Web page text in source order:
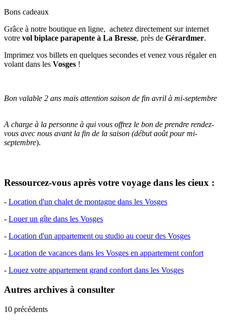
Bons cadeaux
Grâce à notre boutique en ligne, achetez directement sur internet
votre vol biplace parapente à La Bresse, près de Gérardmer.
Imprimez vos billets en quelques secondes et venez vous régaler en
volant dans les Vosges !
Bon valable 2 ans mais attention saison de fin avril à mi-septembre
A charge à la personne à qui vous offrez le bon de prendre rendez-
vous avec nous avant la fin de la saison (début août pour mi-
septembre).
Ressourcez-vous après votre voyage dans les cieux :
- Location d'un chalet de montagne dans les Vosges
- Louer un gîte dans les Vosges
- Location d'un appartement ou studio au coeur des Vosges
- Location de vacances dans les Vosges en appartement confort
- Louez votre appartement grand confort dans les Vosges
Autres archives à consulter
10 précédents